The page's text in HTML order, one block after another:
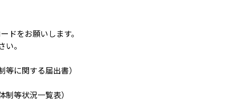
ドをお願いします。
。
に関する届出書）
等状況一覧表）